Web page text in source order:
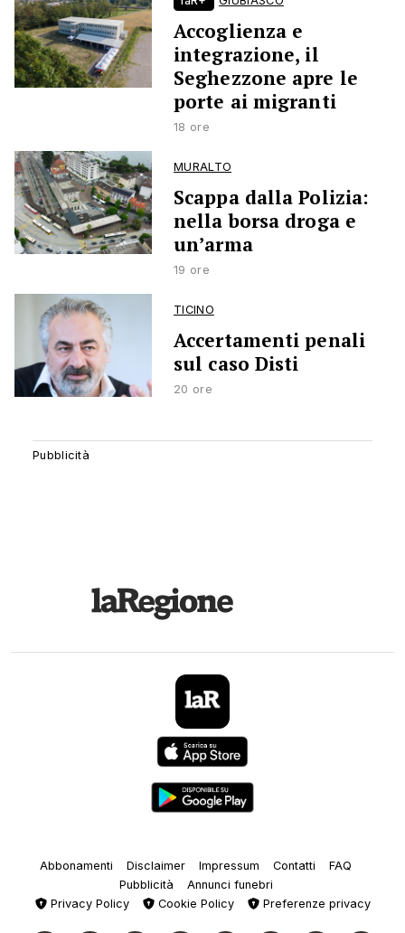
Accoglienza e
integrazione, il
Seghezzone apre le
porte ai migranti
18 ore
MURALTO
Scappa dalla Polizia:
nella borsa droga e
un’arma
19 ore
TICINO
Accertamenti penali
sul caso Disti
20 ore
Abbonamenti Disclaimer Impressum Contatti
FAQ
Pubblicità
Annunci funebri
Privacy Policy
Cookie Policy Preferenze privacy